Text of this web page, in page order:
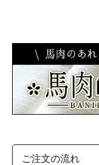
ご注文の流れ